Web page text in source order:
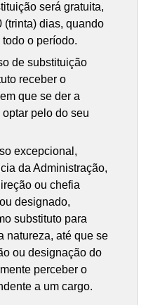
será gratuita,
(trinta) dias, quando
o período.
de substituição
receber o
que se der a
pelo do seu
excepcional,
da Administração,
ou chefia
designado,
substituto para
natureza, até que se
ou designação do
perceber o
a um cargo.